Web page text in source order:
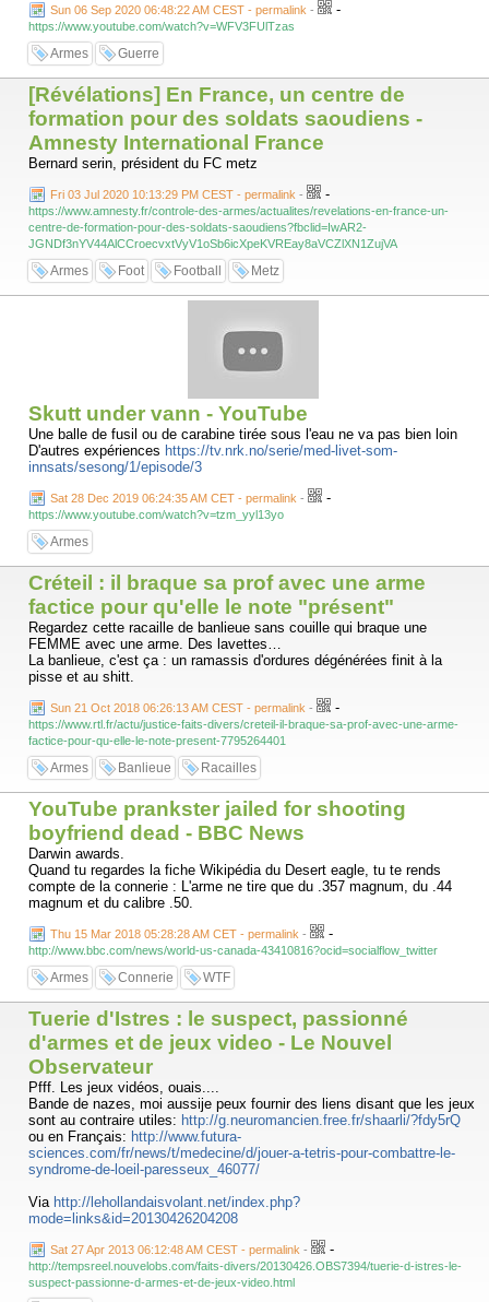
Sun 06 Sep 2020 06:48:22 AM CEST - permalink - -
https://www.youtube.com/watch?v=WFV3FUlTzas
Armes Guerre
[Révélations] En France, un centre de
formation pour des soldats saoudiens -
Amnesty International France
Bernard serin, président du FC metz
Fri 03 Jul 2020 10:13:29 PM CEST - permalink - -
https://www.amnesty.fr/controle-des-armes/actualites/revelations-en-france-un-
centre-de-formation-pour-des-soldats-saoudiens?fbclid=IwAR2-
JGNDf3nYV44AlCCroecvxtVyV1oSb6icXpeKVREay8aVCZlXN1ZujVA
Armes Foot Football Metz
Skutt under vann - YouTube
Une balle de fusil ou de carabine tirée sous l'eau ne va pas bien loin
D'autres expériences https://tv.nrk.no/serie/med-livet-som-
innsats/sesong/1/episode/3
Sat 28 Dec 2019 06:24:35 AM CET - permalink - -
https://www.youtube.com/watch?v=tzm_yyl13yo
Armes
Créteil : il braque sa prof avec une arme
factice pour qu'elle le note "présent"
Regardez cette racaille de banlieue sans couille qui braque une
FEMME avec une arme. Des lavettes…
La banlieue, c'est ça : un ramassis d'ordures dégénérées finit à la
pisse et au shitt.
Sun 21 Oct 2018 06:26:13 AM CEST - permalink - -
https://www.rtl.fr/actu/justice-faits-divers/creteil-il-braque-sa-prof-avec-une-arme-
factice-pour-qu-elle-le-note-present-7795264401
Armes Banlieue Racailles
YouTube prankster jailed for shooting
boyfriend dead - BBC News
Darwin awards.
Quand tu regardes la fiche Wikipédia du Desert eagle, tu te rends
compte de la connerie : L'arme ne tire que du .357 magnum, du .44
magnum et du calibre .50.
Thu 15 Mar 2018 05:28:28 AM CET - permalink - -
http://www.bbc.com/news/world-us-canada-43410816?ocid=socialflow_twitter
Armes Connerie WTF
Tuerie d'Istres : le suspect, passionné
d'armes et de jeux video - Le Nouvel
Observateur
Pfff. Les jeux vidéos, ouais....
Bande de nazes, moi aussije peux fournir des liens disant que les jeux
sont au contraire utiles: http://g.neuromancien.free.fr/shaarli/?fdy5rQ
ou en Français: http://www.futura-
sciences.com/fr/news/t/medecine/d/jouer-a-tetris-pour-combattre-le-
syndrome-de-loeil-paresseux_46077/
Via http://lehollandaisvolant.net/index.php?
mode=links&id=20130426204208
Sat 27 Apr 2013 06:12:48 AM CEST - permalink - -
http://tempsreel.nouvelobs.com/faits-divers/20130426.OBS7394/tuerie-d-istres-le-
suspect-passionne-d-armes-et-de-jeux-video.html